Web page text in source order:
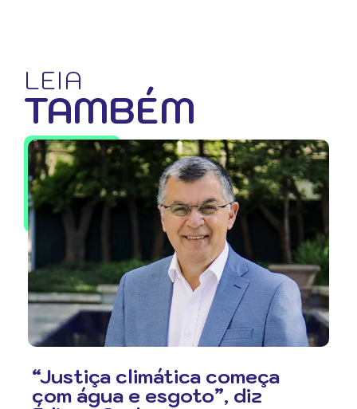
LEIA
TAMBÉM
“Justiça climática começa
com água e esgoto”, diz